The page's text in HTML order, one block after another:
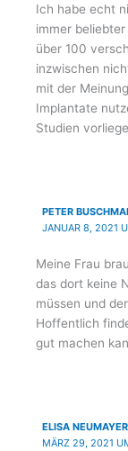
Ich habe echt
immer
über 100
inzwischen
mit der
Implantate
Studien
PETER
JANUAR 8, 2021
Meine Frau
das dort keine
müssen und
Hoffentlich
gut machen
ELISA NEUMAYER
MÄRZ 29, 2021